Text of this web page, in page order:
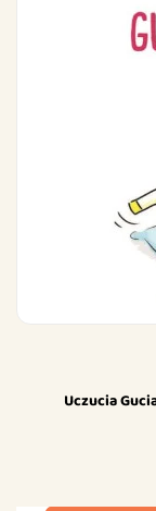
Uczucia